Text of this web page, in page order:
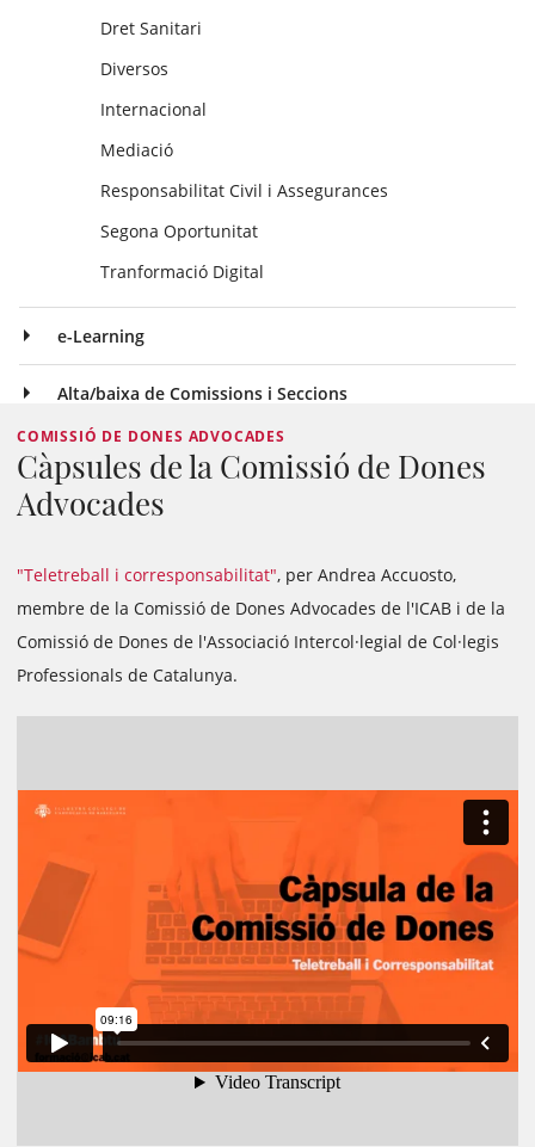
Dret Sanitari
Diversos
Internacional
Mediació
Responsabilitat Civil i Assegurances
Segona Oportunitat
Tranformació Digital
e-Learning
Alta/baixa de Comissions i Seccions
COMISSIÓ DE DONES ADVOCADES
Càpsules de la Comissió de Dones
Advocades
"Teletreball i corresponsabilitat", per Andrea Accuosto,
membre de la Comissió de Dones Advocades de l'ICAB i de la
Comissió de Dones de l'Associació Intercol·legial de Col·legis
Professionals de Catalunya.